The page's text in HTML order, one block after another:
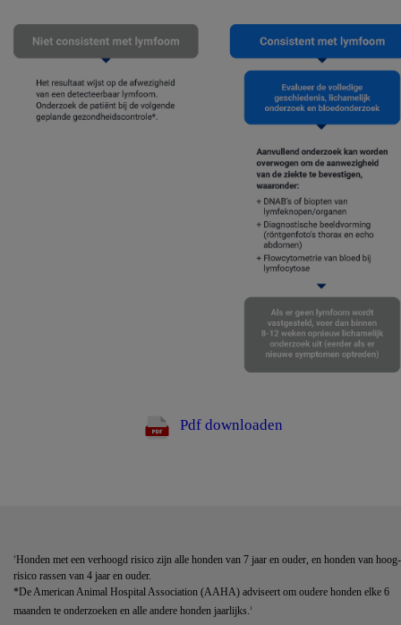
Pdf downloaden
†Honden met een verhoogd risico zijn alle honden van 7 jaar en ouder, en honden van hoog-
risico rassen van 4 jaar en ouder.
*De American Animal Hospital Association (AAHA) adviseert om oudere honden elke 6
maanden te onderzoeken en alle andere honden jaarlijks.
1